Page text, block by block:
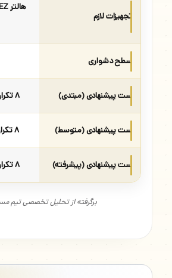
تجهیزات لازم
سطح دشواری
ست پیشنهادی (مبتدی) ۸ تکرار × ۱۴ کیلوگرم
ست پیشنهادی (متوسط) ۸ تکرار × ۱۶ کیلوگرم
ست پیشنهادی (پیشرفته) ۸ تکرار × ۱۸ کیلوگرم
برگرفته از تحلیل تخصصی تیم